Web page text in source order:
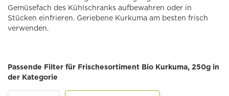
Gemüsefach des Kühlschranks aufbewahren oder in
Stücken einfrieren. Geriebene Kurkuma am besten frisch
verwenden.
Passende Filter für Frischesortiment Bio Kurkuma, 250g in
der Kategorie